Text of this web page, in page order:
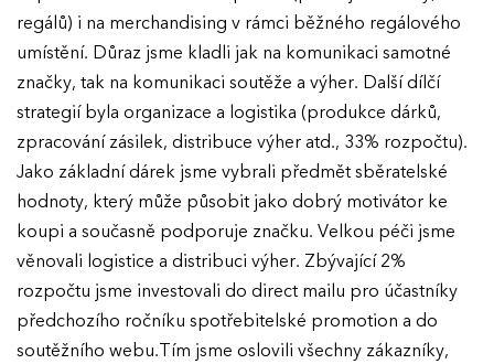
EFFIE 2026
O EFFIE
AKTUALITY
regálů) i na merchandising v rámci běžného regálového
umístění. Důraz jsme kladli jak na komunikaci samotné
značky, tak na komunikaci soutěže a výher. Další dílčí
strategií byla organizace a logistika (produkce dárků,
zpracování zásilek, distribuce výher atd., 33% rozpočtu).
Jako základní dárek jsme vybrali předmět sběratelské
hodnoty, který může působit jako dobrý motivátor ke
koupi a současně podporuje značku. Velkou péči jsme
věnovali logistice a distribuci výher. Zbývající 2%
rozpočtu jsme investovali do direct mailu pro účastníky
předchozího ročníku spotřebitelské promotion a do
soutěžního webu.Tím jsme oslovili všechny zákazníky,